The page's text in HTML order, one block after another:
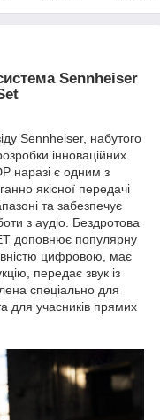
Sennheiser
Sennheiser, набутого
інноваційних
наразі є одним з
якісної передачі
та забезпечує
з аудіо. Бездротова
доповнює популярну
цифровою, має
передає звук із
спеціально для
для учасників прямих